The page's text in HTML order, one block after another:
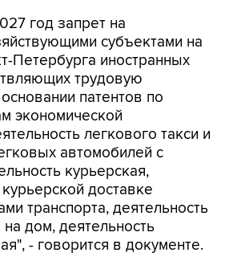
год запрет на
субъектами на
Петербурга иностранных
трудовую
патентов по
экономической
легкового такси и
автомобилей с
курьерская,
доставке
транспорта, деятельность
дом, деятельность
- говорится в документе.